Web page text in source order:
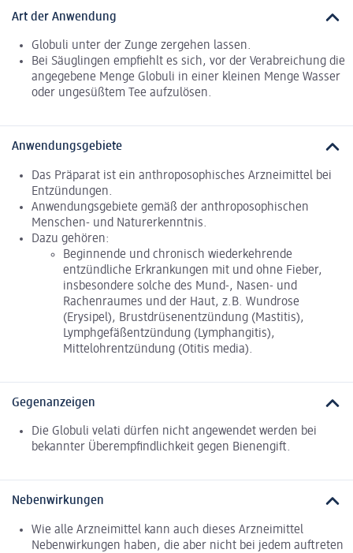
Art der Anwendung
Globuli unter der Zunge zergehen lassen.
Bei Säuglingen empfiehlt es sich, vor der Verabreichung die
angegebene Menge Globuli in einer kleinen Menge Wasser
oder ungesüßtem Tee aufzulösen.
Anwendungsgebiete
Das Präparat ist ein anthroposophisches Arzneimittel bei
Entzündungen.
Anwendungsgebiete gemäß der anthroposophischen
Menschen- und Naturerkenntnis.
Dazu gehören:
Beginnende und chronisch wiederkehrende
entzündliche Erkrankungen mit und ohne Fieber,
insbesondere solche des Mund-, Nasen- und
Rachenraumes und der Haut, z.B. Wundrose
(Erysipel), Brustdrüsenentzündung (Mastitis),
Lymphgefäßentzündung (Lymphangitis),
Mittelohrentzündung (Otitis media).
Gegenanzeigen
Die Globuli velati dürfen nicht angewendet werden bei
bekannter Überempfindlichkeit gegen Bienengift.
Nebenwirkungen
Wie alle Arzneimittel kann auch dieses Arzneimittel
Nebenwirkungen haben, die aber nicht bei jedem auftreten